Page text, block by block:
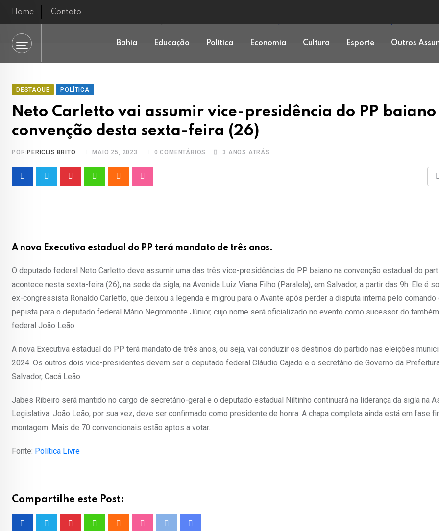
Skip
content
Home Contato
Bahia Educação Política Economia Cultura Esporte Outros
DESTAQUE POLÍTICA
Neto Carletto vai assumir vice-presidência do PP baiano
convenção desta sexta-feira (26)
POR: PERICLIS BRITO MAIO 25, 2023 0 COMENTÁRIOS 3 ANOS ATRÁS
A nova Executiva estadual do PP terá mandato de três anos.
O deputado federal Neto Carletto deve assumir uma das três vice-presidências do PP baiano na convenção estadual do
acontece nesta sexta-feira (26), na sede da sigla, na Avenida Luiz Viana Filho (Paralela), em Salvador, a partir das 9h. Ele é
ex-congressista Ronaldo Carletto, que deixou a legenda e migrou para o Avante após perder a disputa interna pelo comando
pepista para o deputado federal Mário Negromonte Júnior, cujo nome será oficializado no evento como sucessor do
federal João Leão.
A nova Executiva estadual do PP terá mandato de três anos, ou seja, vai conduzir os destinos do partido nas eleições
2024. Os outros dois vice-presidentes devem ser o deputado federal Cláudio Cajado e o secretário de Governo da
Salvador, Cacá Leão.
Jabes Ribeiro será mantido no cargo de secretário-geral e o deputado estadual Niltinho continuará na liderança da sigla na
Legislativa. João Leão, por sua vez, deve ser confirmado como presidente de honra. A chapa completa ainda está em fase
montagem. Mais de 70 convencionais estão aptos a votar.
Fonte: Política Livre
Compartilhe este Post: